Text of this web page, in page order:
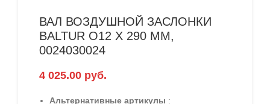
ВАЛ ВОЗДУШНОЙ ЗАСЛОНКИ
BALTUR O12 X 290 ММ,
0024030024
4 025.00 руб.
Альтернативные артикулы :